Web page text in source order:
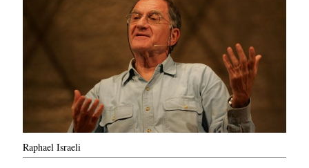
Raphael Israeli